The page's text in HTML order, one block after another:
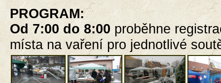
PROGRAM:
Od 7:00 do 8:00proběhne
místa na vaření pro jednotlivé